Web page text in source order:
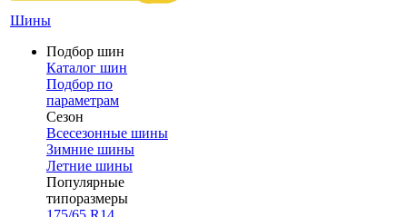
Шины
Подбор шин
Каталог шин
Подбор по
параметрам
Сезон
Всесезонные шины
Зимние шины
Летние шины
Популярные
типоразмеры